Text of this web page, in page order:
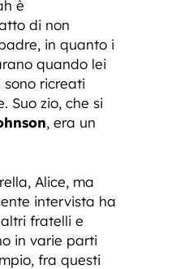
è
di non
in quanto i
quando lei
ricreati
Suo zio, che si
, era un
Alice, ma
intervista ha
fratelli e
in varie parti
fra questi